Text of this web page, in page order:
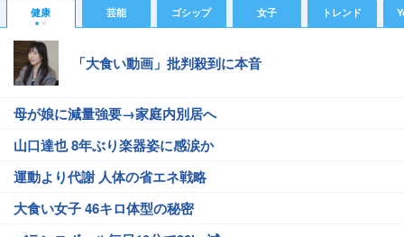
健康 芸能 ゴシップ 女子 トレンド
「大食い動画」批判殺到に本音
母が娘に減量強要→家庭内別居へ
山口達也 8年ぶり楽器姿に感涙か
運動より代謝 人体の省エネ戦略
大食い女子 46キロ体型の秘密